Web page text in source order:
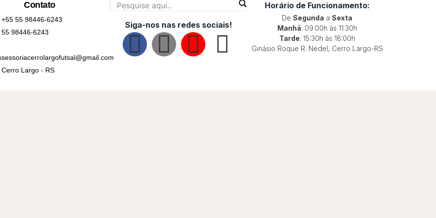
Contato
+55 55 98446-6243
55 98446-6243
Cerro Largo - RS
Siga-nos nas redes sociais!
F I
Y W
Horário de Funcionamento:
De Segunda a Sexta
Manhã: 09:00h às 11:30h
Tarde: 15:30h às 18:00h
Ginásio Roque R. Nedel, Cerro Largo-RS